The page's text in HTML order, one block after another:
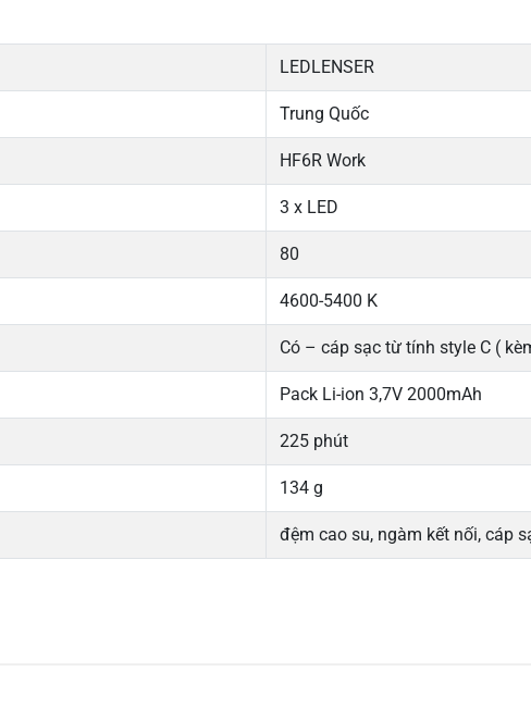
LEDLENSER
Trung Quốc
HF6R Work
3 x LED
80
4600-5400 K
Có – cáp sạc từ tính style C (
Pack Li-ion 3,7V 2000mAh
225 phút
134 g
đệm cao su, ngàm kết nối, cáp